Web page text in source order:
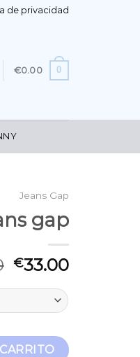
de privacidad
€0.00 0
Jeans Gap
gap
€33.00